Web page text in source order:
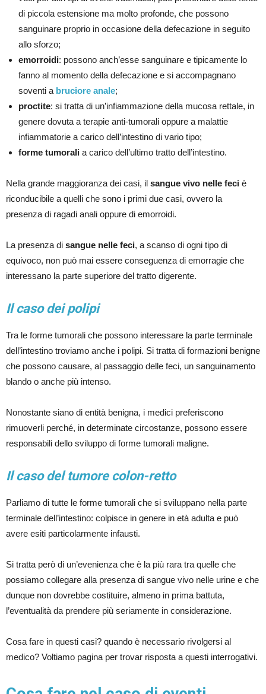
di piccola estensione ma molto profonde, che possono
sanguinare proprio in occasione della defecazione in seguito
allo sforzo;
emorroidi: possono anch’esse sanguinare e tipicamente lo
fanno al momento della defecazione e si accompagnano
soventi a bruciore anale;
proctite: si tratta di un’infiammazione della mucosa rettale, in
genere dovuta a terapie anti-tumorali oppure a malattie
infiammatorie a carico dell’intestino di vario tipo;
forme tumorali a carico dell’ultimo tratto dell’intestino.
Nella grande maggioranza dei casi, il sangue vivo nelle feci è
riconducibile a quelli che sono i primi due casi, ovvero la
presenza di ragadi anali oppure di emorroidi.
La presenza di sangue nelle feci, a scanso di ogni tipo di
equivoco, non può mai essere conseguenza di emorragie che
interessano la parte superiore del tratto digerente.
Il caso dei polipi
Tra le forme tumorali che possono interessare la parte terminale
dell’intestino troviamo anche i polipi. Si tratta di formazioni benigne
che possono causare, al passaggio delle feci, un sanguinamento
blando o anche più intenso.
Nonostante siano di entità benigna, i medici preferiscono
rimuoverli perché, in determinate circostanze, possono essere
responsabili dello sviluppo di forme tumorali maligne.
Il caso del tumore colon-retto
Parliamo di tutte le forme tumorali che si sviluppano nella parte
terminale dell’intestino: colpisce in genere in età adulta e può
avere esiti particolarmente infausti.
Si tratta però di un’evenienza che è la più rara tra quelle che
possiamo collegare alla presenza di sangue vivo nelle urine e che
dunque non dovrebbe costituire, almeno in prima battuta,
l’eventualità da prendere più seriamente in considerazione.
Cosa fare in questi casi? quando è necessario rivolgersi al
medico? Voltiamo pagina per trovar risposta a questi interrogativi.